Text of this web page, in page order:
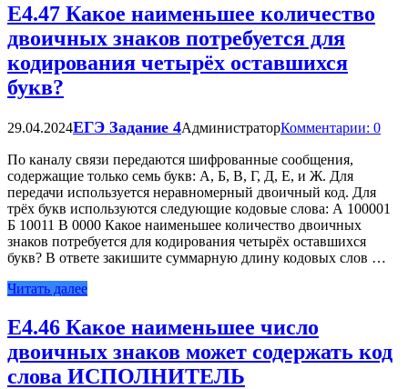
Е4.47 Какое наименьшее количество
двоичных знаков потребуется для
кодирования четырёх оставшихся
букв?
29.04.2024ЕГЭ Задание 4АдминистраторКомментарии: 0
По каналу связи передаются шифрованные сообщения,
содержащие только семь букв: А, Б, В, Г, Д, Е, и Ж. Для
передачи используется неравномерный двоичный код. Для
трёх букв используются следующие кодовые слова: А 100001
Б 10011 В 0000 Какое наименьшее количество двоичных
знаков потребуется для кодирования четырёх оставшихся
букв? В ответе закишите суммарную длину кодовых слов …
Читать далее
Е4.46 Какое наименьшее число
двоичных знаков может содержать код
слова ИСПОЛНИТЕЛЬ